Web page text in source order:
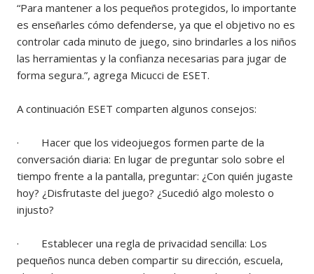
“Para mantener a los pequeños protegidos, lo importante
es enseñarles cómo defenderse, ya que el objetivo no es
controlar cada minuto de juego, sino brindarles a los niños
las herramientas y la confianza necesarias para jugar de
forma segura.”, agrega Micucci de ESET.
A continuación ESET comparten algunos consejos:
· Hacer que los videojuegos formen parte de la
conversación diaria: En lugar de preguntar solo sobre el
tiempo frente a la pantalla, preguntar: ¿Con quién jugaste
hoy? ¿Disfrutaste del juego? ¿Sucedió algo molesto o
injusto?
· Establecer una regla de privacidad sencilla: Los
pequeños nunca deben compartir su dirección, escuela,